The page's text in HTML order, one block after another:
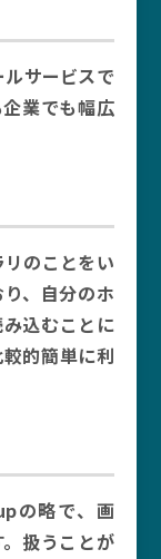
サービスで
業でも幅広
のことをい
、自分のホ
込むことに
的簡単に利
の略で、画
扱うことが